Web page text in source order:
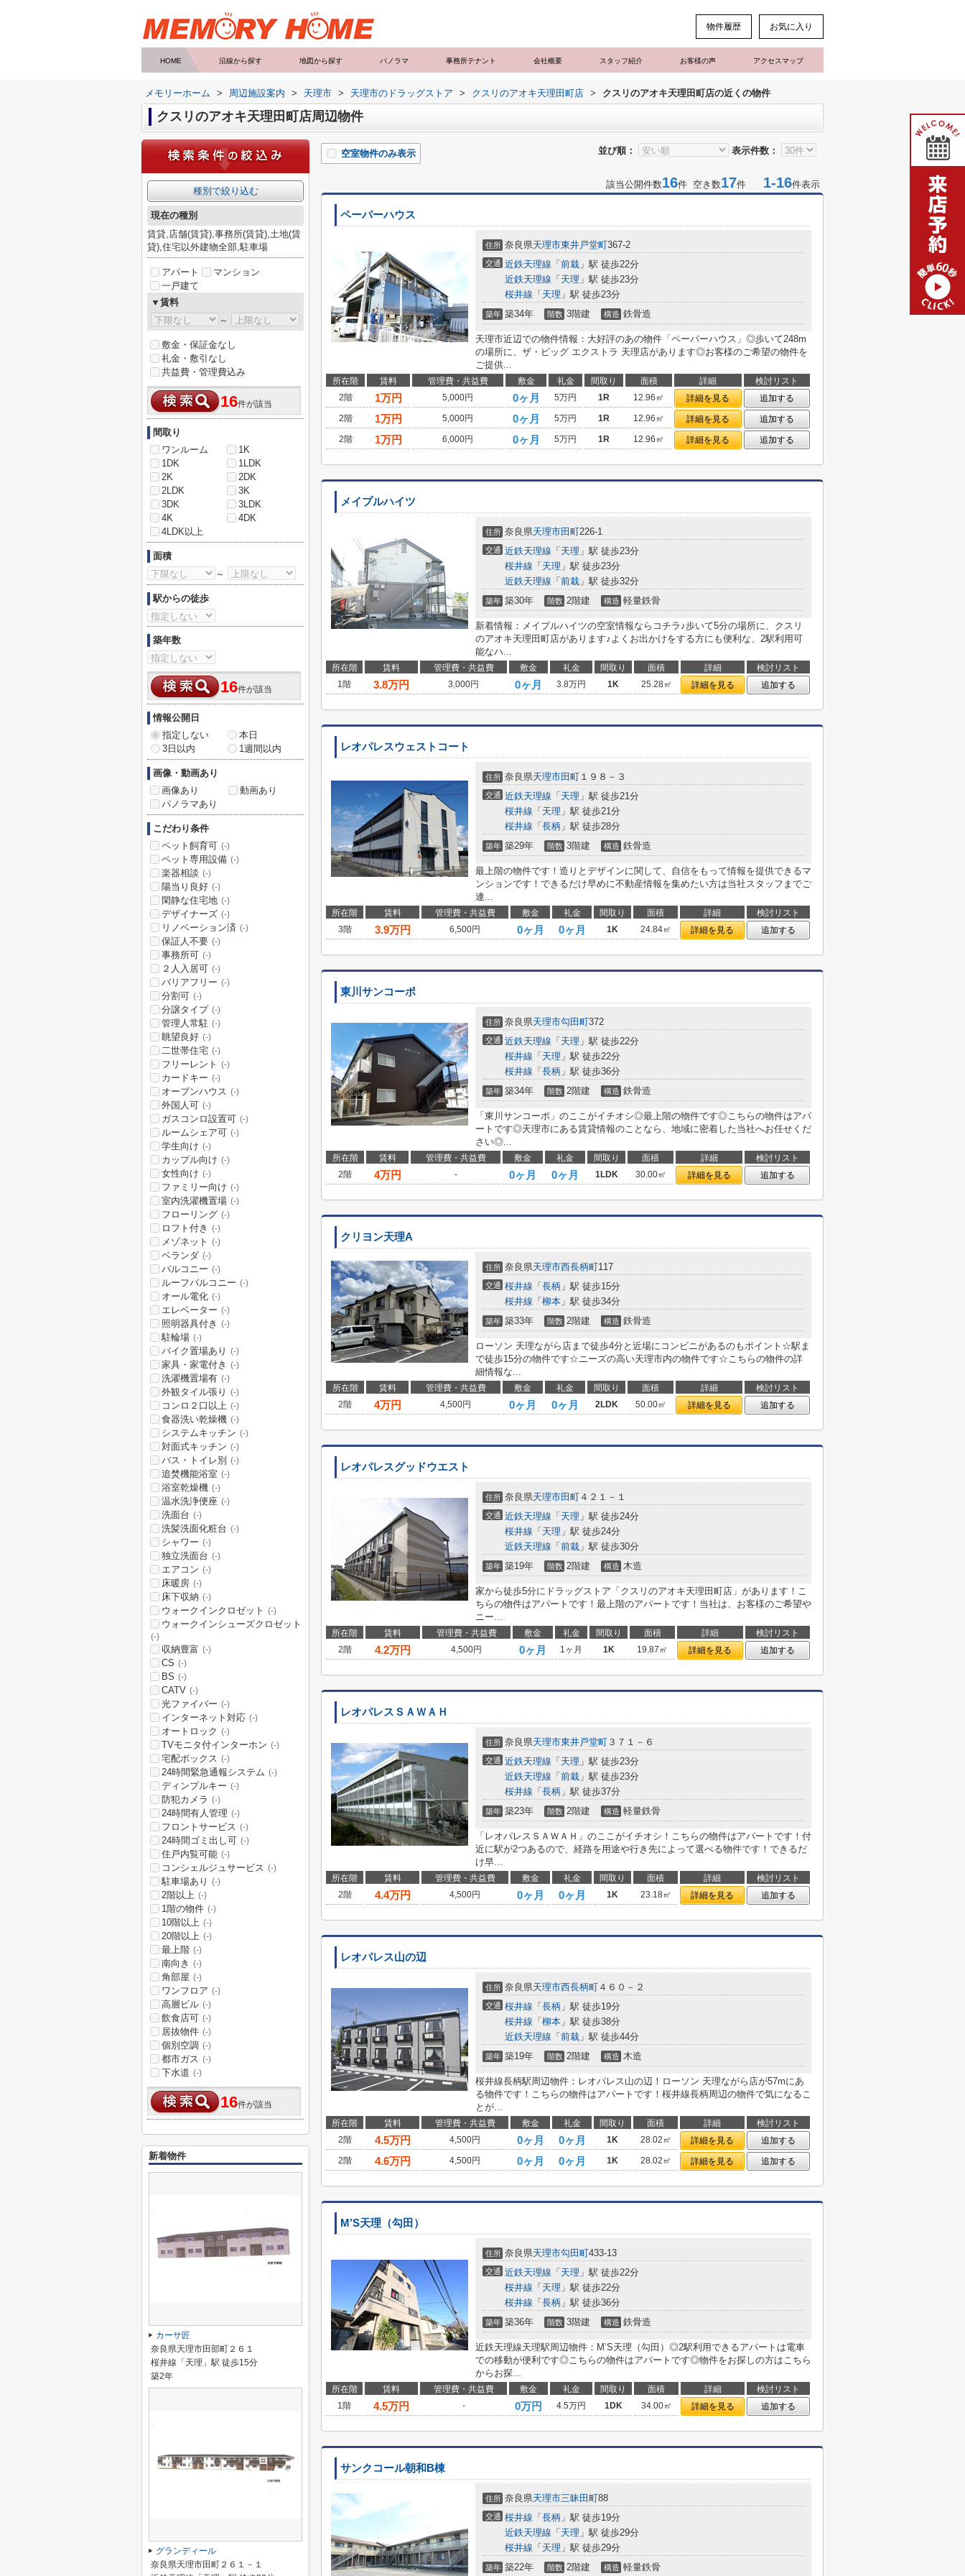
物件履歴 お気に入り
HOME 沿線から探す 地図から探す パノラマ 事務所テナント 会社概要 スタッフ紹介 お客様の声 アクセスマップ
メモリーホーム > 周辺施設案内 > 天理市 > 天理市のドラッグストア > クスリのアオキ天理田町店 > クスリのアオキ天理田町店の近くの物件
クスリのアオキ天理田町店周辺物件
並び順： 表示件数：
空室物件のみ表示
該当公開件数16件 空き数17件 1-16件表示
ペーパーハウス
住所 奈良県天理市東井戸堂町367-2
交通 近鉄天理線 「 前栽 」駅 徒歩22分
近鉄天理線 「 天理 」駅 徒歩23分
桜井線 「 天理 」駅 徒歩23分
築年 築34年 階数 3階建 構造 鉄骨造
天理市近辺での物件情報：大好評のあの物件「ペーパーハウス」◎歩いて248m
の場所に、ザ・ビッグ エクストラ 天理店があります◎お客様のご希望の物件を
ご提供...
所在階 賃料 管理費・共益費 敷金 礼金 間取り 面積 詳細
検討リスト
2階
1万円 5,000円 0ヶ月 5万円 1R 12.96㎡ 詳細を見る
追加する
2階
1万円 5,000円 0ヶ月 5万円 1R 12.96㎡ 詳細を見る
追加する
2階
1万円 6,000円 0ヶ月 5万円 1R 12.96㎡ 詳細を見る 追加する
メイプルハイツ
住所 奈良県天理市田町226-1
交通 近鉄天理線 「 天理 」駅 徒歩23分
桜井線 「 天理 」駅 徒歩23分
近鉄天理線 「 前栽 」駅 徒歩32分
築年 築30年 階数 2階建 構造 軽量鉄骨
新着情報：メイプルハイツの空室情報ならコチラ♪歩いて5分の場所に、クスリ
のアオキ天理田町店があります♪よくお出かけをする方にも便利な、2駅利用可
能なハ...
所在階 賃料 管理費・共益費 敷金 礼金 間取り 面積 詳細
検討リスト
1階
3.8万円 3,000円 0ヶ月 3.8万円 1K 25.28㎡ 詳細を見る 追加する
レオパレスウェストコート
住所 奈良県天理市田町 １９８－３
交通 近鉄天理線 「 天理 」駅 徒歩21分
桜井線 「 天理 」駅 徒歩21分
桜井線 「 長柄 」駅 徒歩28分
築年 築29年 階数 3階建 構造 鉄骨造
最上階の物件です！造りとデザインに関して、自信をもって情報を提供できるマ
ンションです！できるだけ早めに不動産情報を集めたい方は当社スタッフまでご
連...
所在階 賃料 管理費・共益費 敷金 礼金 間取り 面積 詳細
検討リスト
3階
3.9万円 6,500円 0ヶ月 0ヶ月 1K 24.84㎡ 詳細を見る 追加する
東川サンコーポ
住所 奈良県天理市勾田町372
交通 近鉄天理線 「 天理 」駅 徒歩22分
桜井線 「 天理 」駅 徒歩22分
桜井線 「 長柄 」駅 徒歩36分
築年 築34年 階数 2階建 構造 鉄骨造
「東川サンコーポ」のここがイチオシ◎最上階の物件です◎こちらの物件はアパ
ートです◎天理市にある賃貸情報のことなら、地域に密着した当社へお任せくだ
さい◎...
所在階 賃料 管理費・共益費 敷金 礼金 間取り 面積 詳細
検討リスト
2階
4万円 - 0ヶ月 0ヶ月 1LDK 30.00㎡ 詳細を見る 追加する
クリヨン天理A
住所 奈良県天理市西長柄町117
交通 桜井線 「 長柄 」駅 徒歩15分
桜井線 「 柳本 」駅 徒歩34分
築年 築33年 階数 2階建 構造 鉄骨造
ローソン 天理ながら店まで徒歩4分と近場にコンビニがあるのもポイント☆駅ま
で徒歩15分の物件です☆ニーズの高い天理市内の物件です☆こちらの物件の詳
細情報な...
所在階 賃料 管理費・共益費 敷金 礼金 間取り 面積 詳細
検討リスト
2階
4万円 4,500円 0ヶ月 0ヶ月 2LDK 50.00㎡ 詳細を見る 追加する
レオパレスグッドウエスト
住所 奈良県天理市田町 ４２１－１
交通 近鉄天理線 「 天理 」駅 徒歩24分
桜井線 「 天理 」駅 徒歩24分
近鉄天理線 「 前栽 」駅 徒歩30分
築年 築19年 階数 2階建 構造 木造
家から徒歩5分にドラッグストア「クスリのアオキ天理田町店」があります！こ
ちらの物件はアパートです！最上階のアパートです！当社は、お客様のご希望や
ニー...
所在階 賃料 管理費・共益費 敷金 礼金 間取り 面積 詳細
検討リスト
2階
4.2万円 4,500円 0ヶ月 1ヶ月 1K 19.87㎡ 詳細を見る 追加する
レオパレスＳＡＷＡＨ
住所 奈良県天理市東井戸堂町 ３７１－６
交通 近鉄天理線 「 天理 」駅 徒歩23分
近鉄天理線 「 前栽 」駅 徒歩23分
桜井線 「 長柄 」駅 徒歩37分
築年 築23年 階数 2階建 構造 軽量鉄骨
「レオパレスＳＡＷＡＨ」のここがイチオシ！こちらの物件はアパートです！付
近に駅が2つあるので、経路を用途や行き先によって選べる物件です！できるだ
け早...
所在階 賃料 管理費・共益費 敷金 礼金 間取り 面積 詳細
検討リスト
2階
4.4万円 4,500円 0ヶ月 0ヶ月 1K 23.18㎡ 詳細を見る 追加する
レオパレス山の辺
住所 奈良県天理市西長柄町 ４６０－２
交通 桜井線 「 長柄 」駅 徒歩19分
桜井線 「 柳本 」駅 徒歩38分
近鉄天理線 「 前栽 」駅 徒歩44分
築年 築19年 階数 2階建 構造 木造
桜井線長柄駅周辺物件：レオパレス山の辺！ローソン 天理ながら店が57mにあ
る物件です！こちらの物件はアパートです！桜井線長柄周辺の物件で気になるこ
とが...
所在階 賃料 管理費・共益費 敷金 礼金 間取り 面積 詳細
検討リスト
2階
4.5万円 4,500円 0ヶ月 0ヶ月 1K 28.02㎡ 詳細を見る
追加する
2階
4.6万円 4,500円 0ヶ月 0ヶ月 1K 28.02㎡ 詳細を見る 追加する
M’S天理（勾田）
住所 奈良県天理市勾田町433-13
交通 近鉄天理線 「 天理 」駅 徒歩22分
桜井線 「 天理 」駅 徒歩22分
桜井線 「 長柄 」駅 徒歩36分
築年 築36年 階数 3階建 構造 鉄骨造
近鉄天理線天理駅周辺物件：M’S天理（勾田）◎2駅利用できるアパートは電車
での移動が便利です◎こちらの物件はアパートです◎物件をお探しの方はこちら
からお探...
所在階 賃料 管理費・共益費 敷金 礼金 間取り 面積 詳細
検討リスト
1階
4.5万円 - 0万円 4.5万円 1DK 34.00㎡ 詳細を見る 追加する
サンクコール朝和B棟
住所 奈良県天理市三昧田町88
交通 桜井線 「 長柄 」駅 徒歩19分
近鉄天理線 「 天理 」駅 徒歩29分
桜井線 「 天理 」駅 徒歩29分
築年 築22年 階数 2階建 構造 軽量鉄骨
種別で絞り込む
現在の種別
賃貸,店舗(賃貸),事務所(賃貸),土地(賃
貸),住宅以外建物全部,駐車場
アパート
マンション
一戸建て
▼賃料
～
敷金・保証金なし
礼金・敷引なし
共益費・管理費込み
16件が該当
間取り
ワンルーム
1K
1DK
1LDK
2K
2DK
2LDK
3K
3DK
3LDK
4K
4DK
4LDK以上
面積
～
駅からの徒歩
築年数
16件が該当
情報公開日
指定しない
本日
3日以内
1週間以内
画像・動画あり
画像あり
動画あり
パノラマあり
こだわり条件
ペット飼育可 (-)
ペット専用設備 (-)
楽器相談 (-)
陽当り良好 (-)
閑静な住宅地 (-)
デザイナーズ (-)
リノベーション済 (-)
保証人不要 (-)
事務所可 (-)
２人入居可 (-)
バリアフリー (-)
分割可 (-)
分譲タイプ (-)
管理人常駐 (-)
眺望良好 (-)
二世帯住宅 (-)
フリーレント (-)
カードキー (-)
オープンハウス (-)
外国人可 (-)
ガスコンロ設置可 (-)
ルームシェア可 (-)
学生向け (-)
カップル向け (-)
女性向け (-)
ファミリー向け (-)
室内洗濯機置場 (-)
フローリング (-)
ロフト付き (-)
メゾネット (-)
ベランダ (-)
バルコニー (-)
ルーフバルコニー (-)
オール電化 (-)
エレベーター (-)
照明器具付き (-)
駐輪場 (-)
バイク置場あり (-)
家具・家電付き (-)
洗濯機置場有 (-)
外観タイル張り (-)
コンロ２口以上 (-)
食器洗い乾燥機 (-)
システムキッチン (-)
対面式キッチン (-)
バス・トイレ別 (-)
追焚機能浴室 (-)
浴室乾燥機 (-)
温水洗浄便座 (-)
洗面台 (-)
洗髪洗面化粧台 (-)
シャワー (-)
独立洗面台 (-)
エアコン (-)
床暖房 (-)
床下収納 (-)
ウォークインクロゼット (-)
ウォークインシューズクロゼット
(-)
収納豊富 (-)
CS (-)
BS (-)
CATV (-)
光ファイバー (-)
インターネット対応 (-)
オートロック (-)
TVモニタ付インターホン (-)
宅配ボックス (-)
24時間緊急通報システム (-)
ディンプルキー (-)
防犯カメラ (-)
24時間有人管理 (-)
フロントサービス (-)
24時間ゴミ出し可 (-)
住戸内覧可能 (-)
コンシェルジュサービス (-)
駐車場あり (-)
2階以上 (-)
1階の物件 (-)
10階以上 (-)
20階以上 (-)
最上階 (-)
南向き (-)
角部屋 (-)
ワンフロア (-)
高層ビル (-)
飲食店可 (-)
居抜物件 (-)
個別空調 (-)
都市ガス (-)
下水道 (-)
16件が該当
新着物件
カーサ匠
奈良県天理市田部町２６１
桜井線「天理」駅 徒歩15分
築2年
グランディール
奈良県天理市田町２６１－１